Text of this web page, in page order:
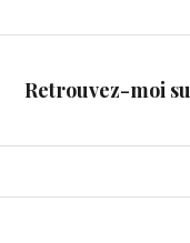
Retrouvez-moi